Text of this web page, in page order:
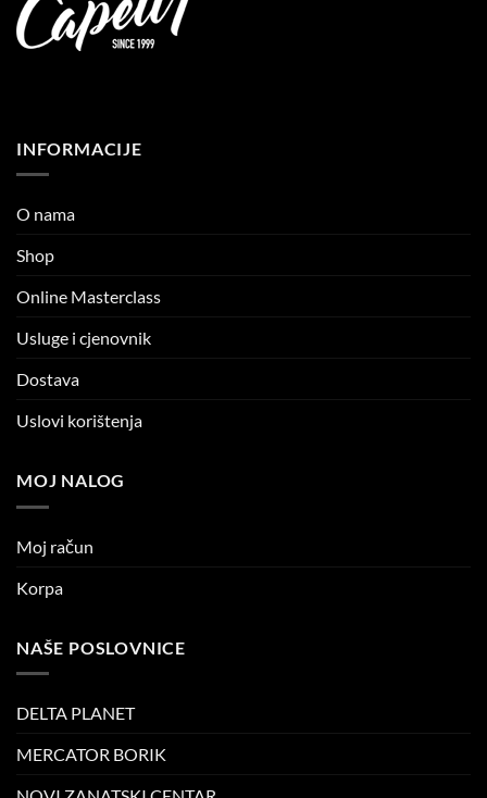
INFORMACIJE
O nama
Shop
Online Masterclass
Usluge i cjenovnik
Dostava
Uslovi korištenja
MOJ NALOG
Moj račun
Korpa
NAŠE POSLOVNICE
DELTA PLANET
MERCATOR BORIK